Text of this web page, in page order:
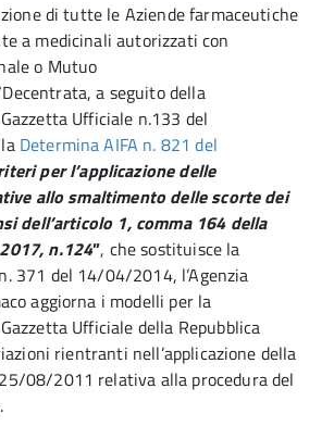
di tutte le Aziende farmaceutiche
a medicinali autorizzati con
o Mutuo
a seguito della
Ufficiale n.133 del
Determina AIFA n. 821 del
per l’applicazione delle
allo smaltimento delle scorte dei
dell’articolo 1, comma 164 della
n.124”, che sostituisce la
371 del 14/04/2014, l’Agenzia
aggiorna i modelli per la
Ufficiale della Repubblica
rientranti nell’applicazione della
08/2011 relativa alla procedura del